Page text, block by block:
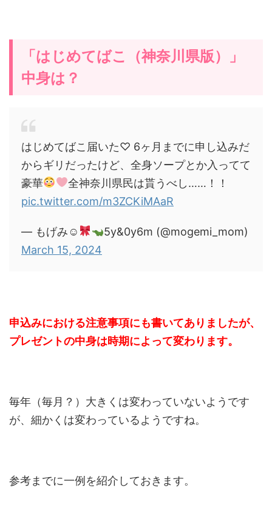
「はじめてばこ（神奈川県版）」
中身は？
はじめてばこ届いた♡ 6ヶ月までに申し込みだ
からギリだったけど、全身ソープとか入ってて
豪華
全神奈川県民は貰うべし……！！
pic.twitter.com/m3ZCKiMAaR
— もげみ☺︎
5y&0y6m (@mogemi_mom)
March 15, 2024
申込みにおける注意事項にも書いてありましたが、
プレゼントの中身は時期によって変わります。
毎年（毎月？）大きくは変わっていないようです
が、細かくは変わっているようですね。
参考までに一例を紹介しておきます。